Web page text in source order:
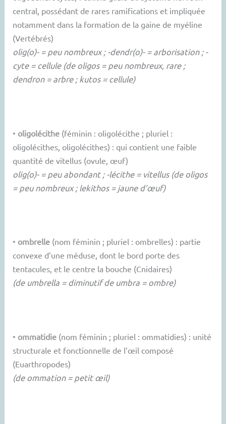
central, possédant de rares ramifications et impliquée
notamment dans la formation de la gaine de myéline
(Vertébrés)
olig(o)- = peu nombreux ; -dendr(o)- = arborisation ; -
cyte = cellule (de oligos = peu nombreux, rare ;
dendron = arbre ; kutos = cellule)
• oligolécithe (féminin : oligolécithe ; pluriel :
oligolécithes, oligolécithes) : qui contient une faible
quantité de vitellus (ovule, œuf)
olig(o)- = peu abondant ; -lécithe = vitellus (de oligos
= peu nombreux ; lekithos = jaune d’œuf)
• ombrelle (nom féminin ; pluriel : ombrelles) : partie
convexe d’une méduse, dont le bord porte des
tentacules, et le centre la bouche (Cnidaires)
(de umbrella = diminutif de umbra = ombre)
• ommatidie (nom féminin ; pluriel : ommatidies) : unité
structurale et fonctionnelle de l’œil composé
(Euarthropodes)
(de ommation = petit œil)